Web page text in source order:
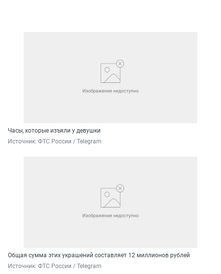
Часы, которые изъяли у девушки
Источник: ФТС России / Telegram
Общая сумма этих украшений составляет 12 миллионов рублей
Источник: ФТС России / Telegram